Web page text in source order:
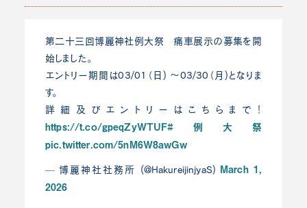
第二十三回博麗神社例大祭 痛車展示の募集を開
始しました。
エントリー期間は03/01（日) ～03/30（月)となりま
す。
詳細及びエントリーはこちらまで！
https://t.co/gpeqZyWTUF#例大祭
pic.twitter.com/5nM6W8awGw
— 博麗神社社務所 (@HakureijinjyaS) March 1,
2026